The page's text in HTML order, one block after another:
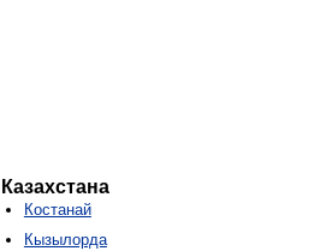
Костанай
Кызылорда